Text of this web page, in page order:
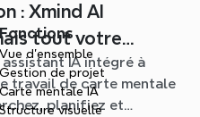
: Xmind AI
tout votre
IA intégré à
travail de carte mentale
planifiez et
Fonctions
Vue d'ensemble
Gestion de projet
Carte mentale IA
Structure visuelle